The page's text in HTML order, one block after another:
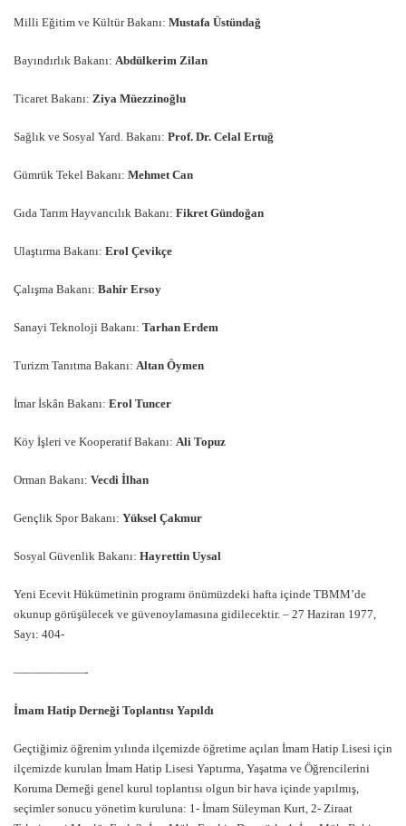
Milli Eğitim ve Kültür Bakanı: Mustafa Üstündağ
Bayındırlık Bakanı: Abdülkerim Zilan
Ticaret Bakanı: Ziya Müezzinoğlu
Sağlık ve Sosyal Yard. Bakanı: Prof. Dr. Celal Ertuğ
Gümrük Tekel Bakanı: Mehmet Can
Gıda Tarım Hayvancılık Bakanı: Fikret Gündoğan
Ulaştırma Bakanı: Erol Çevikçe
Çalışma Bakanı: Bahir Ersoy
Sanayi Teknoloji Bakanı: Tarhan Erdem
Turizm Tanıtma Bakanı: Altan Öymen
İmar İskân Bakanı: Erol Tuncer
Köy İşleri ve Kooperatif Bakanı: Ali Topuz
Orman Bakanı: Vecdi İlhan
Gençlik Spor Bakanı: Yüksel Çakmur
Sosyal Güvenlik Bakanı: Hayrettin Uysal
Yeni Ecevit Hükümetinin programı önümüzdeki hafta içinde TBMM’de
okunup görüşülecek ve güvenoylamasına gidilecektir. – 27 Haziran 1977,
Sayı: 404-
——————-
İmam Hatip Derneği Toplantısı Yapıldı
Geçtiğimiz öğrenim yılında ilçemizde öğretime açılan İmam Hatip Lisesi için
ilçemizde kurulan İmam Hatip Lisesi Yaptırma, Yaşatma ve Öğrencilerini
Koruma Derneği genel kurul toplantısı olgun bir hava içinde yapılmış,
seçimler sonucu yönetim kuruluna: 1- İmam Süleyman Kurt, 2- Ziraat